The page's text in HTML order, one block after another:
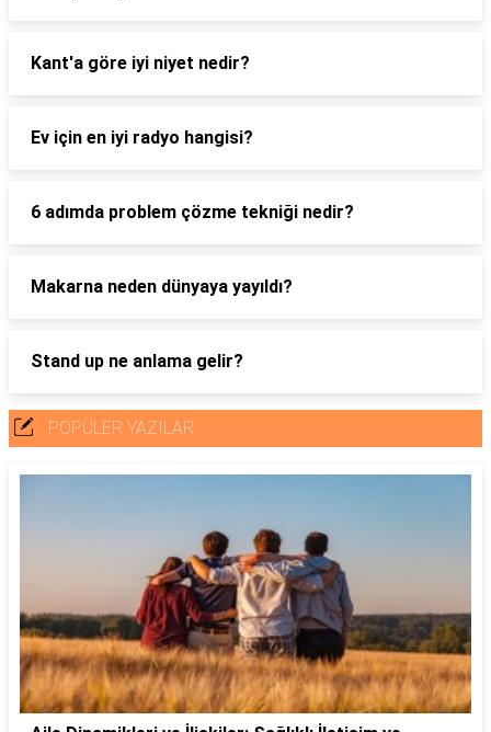
Kant'a göre iyi niyet nedir?
Ev için en iyi radyo hangisi?
6 adımda problem çözme tekniği nedir?
Makarna neden dünyaya yayıldı?
Stand up ne anlama gelir?
POPÜLER YAZILAR